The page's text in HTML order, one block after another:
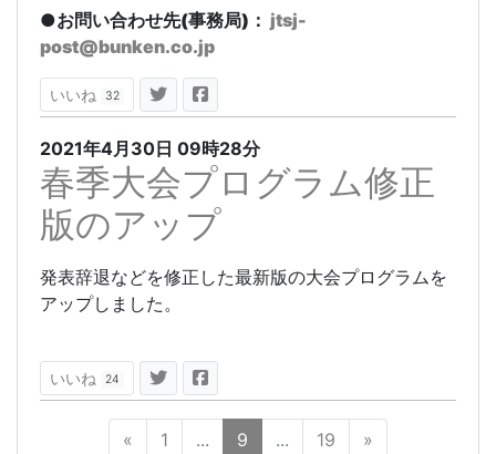
●お問い合わせ先(事務局)： jtsj-
post@bunken.co.jp
いいね 32
2021年4月30日 09時28分
春季大会プログラム修正
版のアップ
発表辞退などを修正した最新版の大会プログラムを
アップしました。
いいね 24
« 1 ... 9 ... 19 »